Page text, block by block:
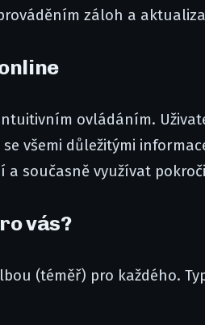
záloh a
ovládáním.
všemi důležitými
současně využívat
vás?
(téměř) pro každého.